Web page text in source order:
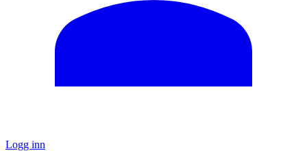
Logg inn